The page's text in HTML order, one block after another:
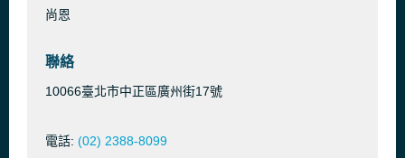
尚恩
聯絡
10066臺北市中正區廣州街17號
電話: (02) 2388-8099